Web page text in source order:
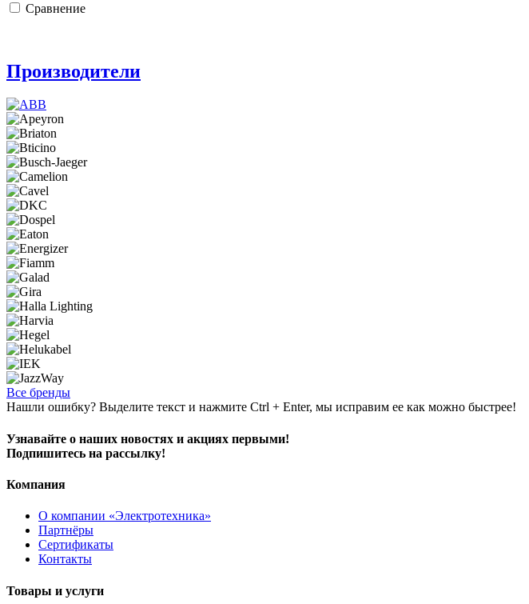
Сравнение
Производители
Все бренды
Нашли ошибку? Выделите текст и нажмите Ctrl + Enter, мы исправим ее как можно быстрее!
Узнавайте о наших новостях и акциях первыми!
Подпишитесь на рассылку!
Компания
О компании «Электротехника»
Партнёры
Сертификаты
Контакты
Товары и услуги